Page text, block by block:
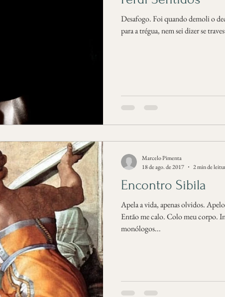
Desafogo. Foi quando demoli o
para a trégua, nem sei dizer se
Encontro Sibila
Apela a vida, apenas olvidos.
Então me calo. Colo meu corpo.
monólogos...
Marcelo Pimenta
18 de ago. de 2017
2 min de